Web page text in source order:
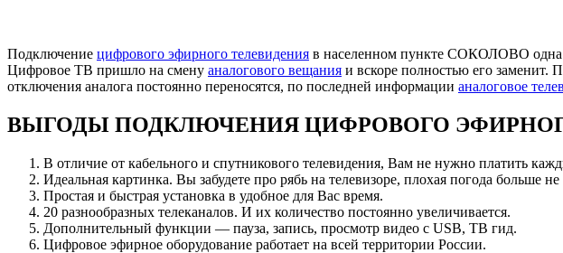
Подключение цифрового эфирного телевидения в населенном пункте СОКОЛОВО одна
Цифровое ТВ пришло на смену аналогового вещания и вскоре полностью его заменит.
отключения аналога постоянно переносятся, по последней информации аналоговое
ВЫГОДЫ ПОДКЛЮЧЕНИЯ ЦИФРОВОГО
В отличие от кабельного и спутникового телевидения, Вам не нужно платить
Идеальная картинка. Вы забудете про рябь на телевизоре, плохая погода больше
Простая и быстрая установка в удобное для Вас время.
20 разнообразных телеканалов. И их количество постоянно увеличивается.
Дополнительный функции — пауза, запись, просмотр видео с USB, ТВ гид.
Цифровое эфирное оборудование работает на всей территории России.